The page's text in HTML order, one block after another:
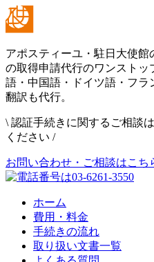
アポスティーユ・駐日大使
の取得申請代行のワンスト
語・中国語・ドイツ語・フ
翻訳も代行。
\ 認証手続きに関するご相談
ください /
お問い合わせ・ご相談はこち
ホーム
費用・料金
手続きの流れ
取り扱い文書一覧